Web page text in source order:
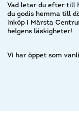
Vad letar du efter till
du godis hemma till
inköp i Märsta
helgens läskigheter!
Vi har öppet som